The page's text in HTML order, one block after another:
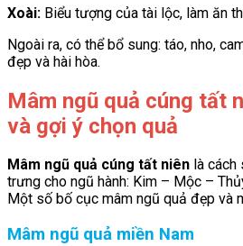
Xoài: Biểu tượng của tài lộc, làm ăn
Ngoài ra, có thể bổ sung: táo, nho,
đẹp và hài hòa.
Mâm ngũ quả cúng tất
và gợi ý chọn quả
Mâm ngũ quả cúng tất niên là
trưng cho ngũ hành: Kim – Mộc –
Một số bố cục mâm ngũ quả đẹp và
Mâm ngũ quả miền Nam